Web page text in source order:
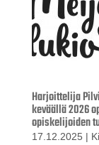
Harjoittelija
keväällä 2026
opiskelijoiden
17.12.2025 |